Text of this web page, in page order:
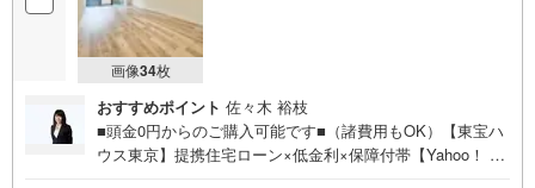
画像34枚
おすすめポイント 佐々木 裕枝
■頭金0円からのご購入可能です■（諸費用もOK）【東宝ハ
ウス東京】提携住宅ローン×低金利×保障付帯【Yahoo！ 不